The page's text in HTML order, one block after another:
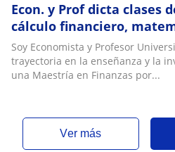
Econ. y Prof dicta clases
cálculo financiero,
economistas, y
estudiantes de ciencias
sociales
Soy Economista y Profesor
trayectoria en la enseñanza y la
una Maestría en Finanzas por...
ver más